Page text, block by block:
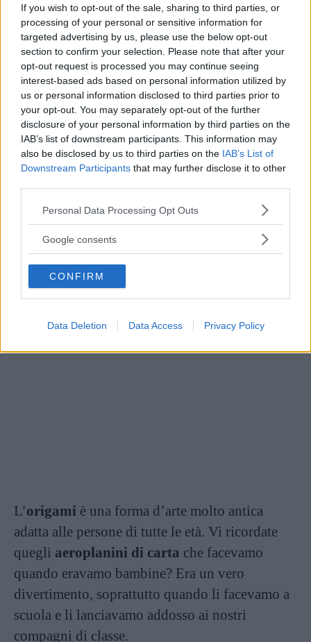
If you wish to opt-out of the sale, sharing to third parties, or
processing of your personal or sensitive information for
targeted advertising by us, please use the below opt-out
section to confirm your selection. Please note that after your
opt-out request is processed you may continue seeing
interest-based ads based on personal information utilized by
us or personal information disclosed to third parties prior to
your opt-out. You may separately opt-out of the further
disclosure of your personal information by third parties on the
IAB’s list of downstream participants. This information may
also be disclosed by us to third parties on the IAB’s List of
Downstream Participants that may further disclose it to other
Please note that this website/app uses one or more Google
not limited to your visit or usage behaviour. You may click to
use your data for below specified purposes in below Google
consent section.
Personal Data Processing Opt Outs
Google consents
CONFIRM
Data Deletion Data Access Privacy Policy
Condividi su Facebook
L’origami è una forma d’arte molto antica
adatta alle persone di tutte le età. Vi ricordate
quegli aeroplanini di carta che facevamo
quando eravamo bambine? Era un vero
divertimento, soprattutto quando li facevamo a
scuola e li lanciavamo addosso ai nostri
compagni di classe.